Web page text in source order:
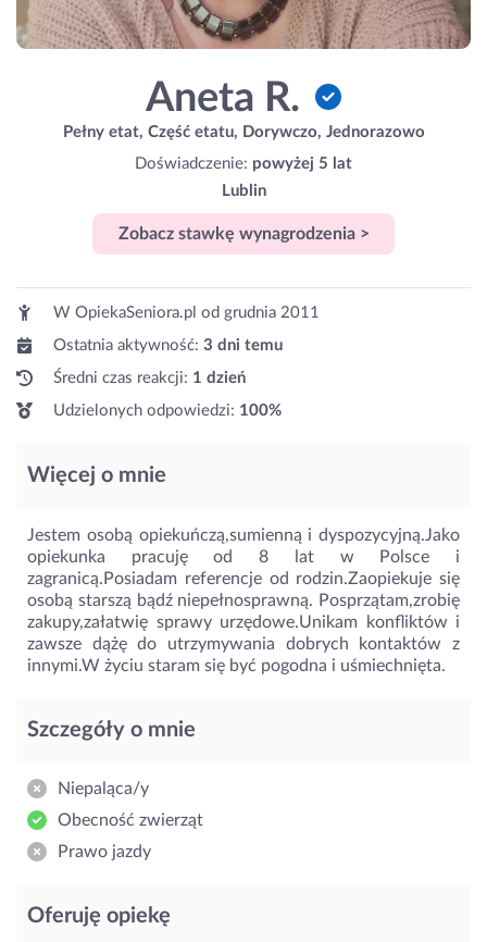
Aneta R.
Pełny etat, Część etatu, Dorywczo, Jednorazowo
Doświadczenie: powyżej 5 lat
Lublin
Zobacz stawkę wynagrodzenia >
W OpiekaSeniora.pl od grudnia 2011
Ostatnia aktywność: 3 dni temu
Średni czas reakcji: 1 dzień
Udzielonych odpowiedzi: 100%
Więcej o mnie
Jestem osobą opiekuńczą,sumienną i dyspozycyjną.Jako
opiekunka pracuję od 8 lat w Polsce i
zagranicą.Posiadam referencje od rodzin.Zaopiekuje się
osobą starszą bądź niepełnosprawną. Posprzątam,zrobię
zakupy,załatwię sprawy urzędowe.Unikam konfliktów i
zawsze dążę do utrzymywania dobrych kontaktów z
innymi.W życiu staram się być pogodna i uśmiechnięta.
Szczegóły o mnie
Niepaląca/y
Obecność zwierząt
Prawo jazdy
Oferuję opiekę